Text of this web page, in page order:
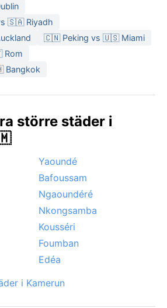
🇸🇦 Riyadh
🇨🇳 Peking vs 🇺🇸 Miami
större städer i
Yaoundé
Bafoussam
Ngaoundéré
Nkongsamba
Kousséri
Foumban
Edéa
i Kamerun